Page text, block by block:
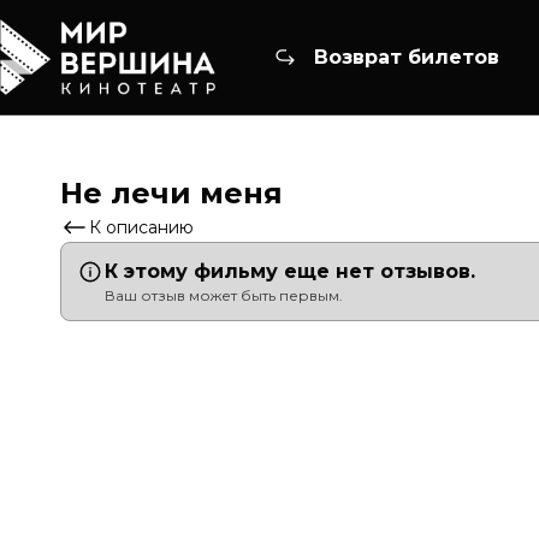
Возврат билетов
Не лечи меня
К описанию
К этому фильму еще нет отзывов.
Ваш отзыв может быть первым.